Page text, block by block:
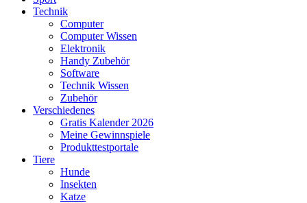
Technik
Computer
Computer Wissen
Elektronik
Handy Zubehör
Software
Technik Wissen
Zubehör
Verschiedenes
Gratis Kalender 2026
Meine Gewinnspiele
Produkttestportale
Tiere
Hunde
Insekten
Katze